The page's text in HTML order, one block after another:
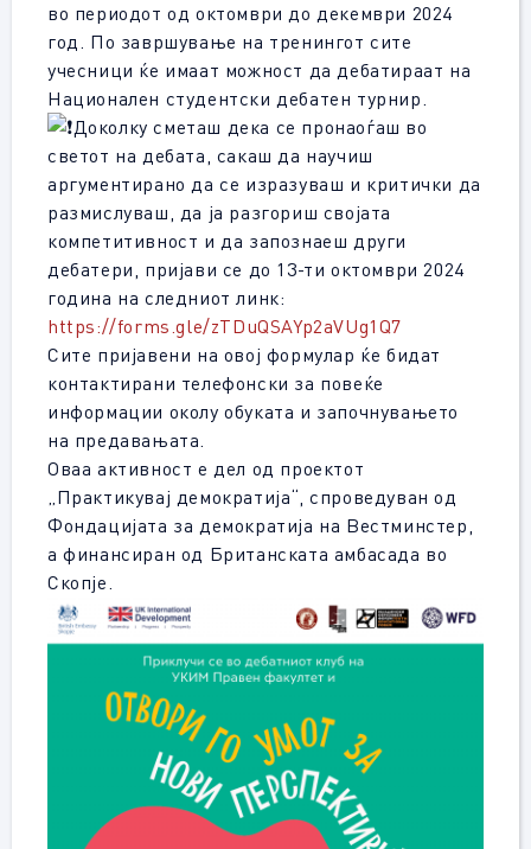
во периодот од октомври до декември 2024
год. По завршување на тренингот сите
учесници ќе имаат можност да дебатираат на
Национален студентски дебатен турнир.
Доколку сметаш дека се пронаоѓаш во
светот на дебата, сакаш да научиш
аргументирано да се изразуваш и критички да
размислуваш, да ја разгориш својата
компетитивност и да запознаеш други
дебатери, пријави се до 13-ти октомври 2024
година на следниот линк:
https://forms.gle/zTDuQSAYp2aVUg1Q7
Сите пријавени на овој формулар ќе бидат
контактирани телефонски за повеќе
информации околу обуката и започнувањето
на предавањата.
Оваа активност е дел од проектот
„Практикувај демократија“, спроведуван од
Фондацијата за демократија на Вестминстер,
а финансиран од Британската амбасада во
Скопје.